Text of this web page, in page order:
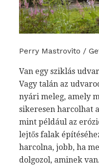
Perry Mastrovito /
Van egy sziklás
Vagy talán az
nyári meleg, amely
sikeresen harcolhat
mint például az
lejtős falak
harcolna, jobb, ha
dolgozol, aminek